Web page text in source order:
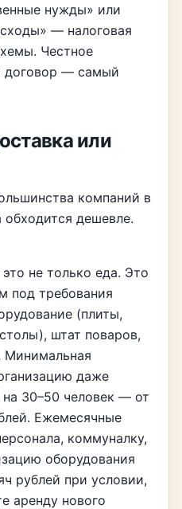
нужды» или
— налоговая
Честное
договор — самый
или
компаний в
обходится дешевле.
не только еда. Это
под требования
(плиты,
штат поваров,
даже
30–50 человек — от
Ежемесячные
коммуналку,
оборудования
рублей при условии,
аренду нового